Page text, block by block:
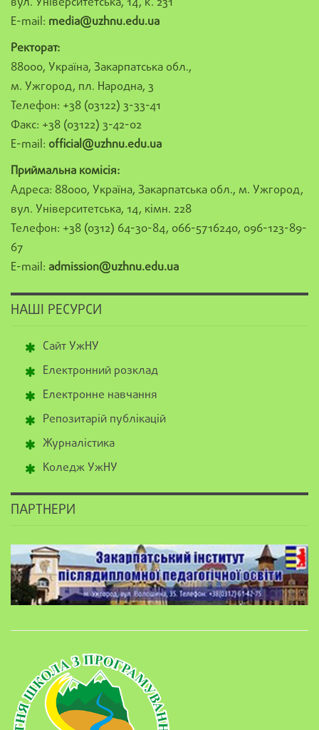
E-mail: media@uzhnu.edu.ua
Ректорат:
88000, Україна, Закарпатська обл.,
м. Ужгород, пл. Народна, 3
Телефон: +38 (03122) 3-33-41
Факс: +38 (03122) 3-42-02
E-mail: official@uzhnu.edu.ua
Приймальна комісія:
Адреса: 88000, Україна, Закарпатська обл., м. Ужгород,
вул. Університетська, 14, кімн. 228
Телефон: +38 (0312) 64-30-84, 066-5716240, 096-123-89-
67
E-mail: admission@uzhnu.edu.ua
НАШІ РЕСУРСИ
Сайт УжНУ
Електронний розклад
Електронне навчання
Репозитарій публікацій
Журналістика
Коледж УжНУ
ПАРТНЕРИ